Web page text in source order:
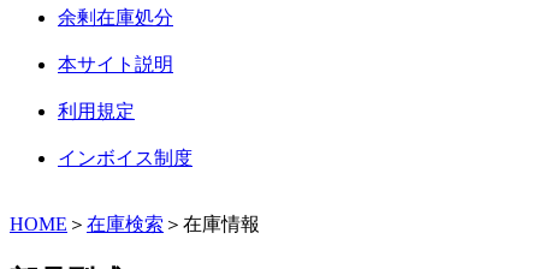
余剰在庫処分
本サイト説明
利用規定
インボイス制度
HOME ＞ 在庫検索 ＞在庫情報